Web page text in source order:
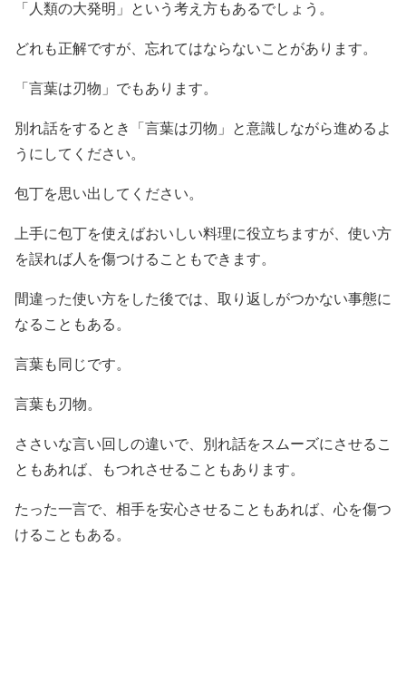
「人類の大発明」という考え方もあるでしょう。
どれも正解ですが、忘れてはならないことがあります。
「言葉は刃物」でもあります。
別れ話をするとき「言葉は刃物」と意識しながら進めるよ
うにしてください。
包丁を思い出してください。
上手に包丁を使えばおいしい料理に役立ちますが、使い方
を誤れば人を傷つけることもできます。
間違った使い方をした後では、取り返しがつかない事態に
なることもある。
言葉も同じです。
言葉も刃物。
ささいな言い回しの違いで、別れ話をスムーズにさせるこ
ともあれば、もつれさせることもあります。
たった一言で、相手を安心させることもあれば、心を傷つ
けることもある。